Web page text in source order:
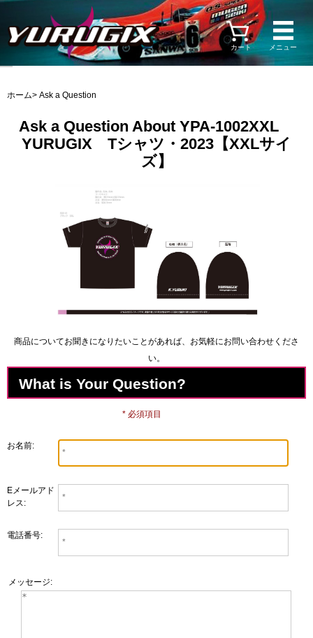
カート メニュー
ホーム> Ask a Question
Ask a Question About YPA-1002XXL
YURUGIX Tシャツ・2023【XXLサイ
ズ】
商品についてお聞きになりたいことがあれば、お気軽にお問い合わせくださ
い。
What is Your Question?
* 必須項目
お名前:
Eメールアド
レス:
電話番号:
メッセージ: